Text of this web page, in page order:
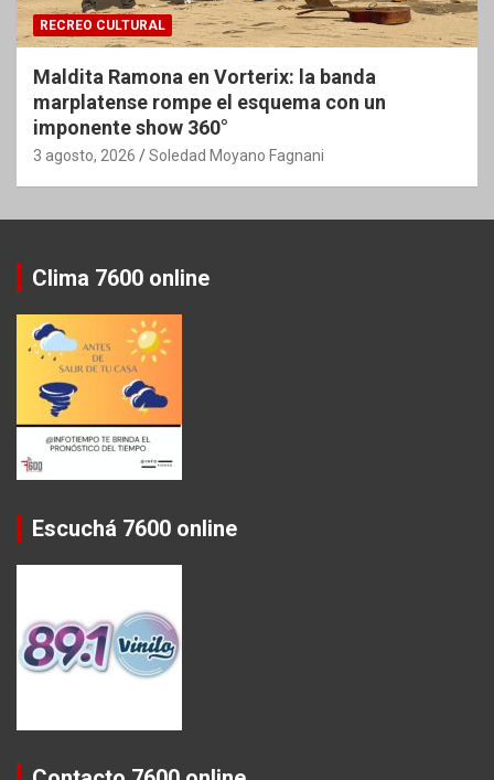
RECREO CULTURAL
Maldita Ramona en Vorterix: la banda
marplatense rompe el esquema con un
imponente show 360°
3 agosto, 2026 Soledad Moyano Fagnani
Clima 7600 online
Escuchá 7600 online